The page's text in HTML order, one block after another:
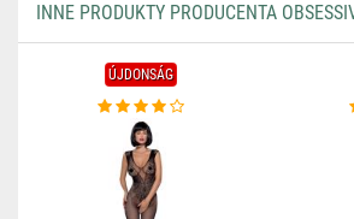
INNE PRODUKTY PRODUCENTA
ÚJDONSÁG